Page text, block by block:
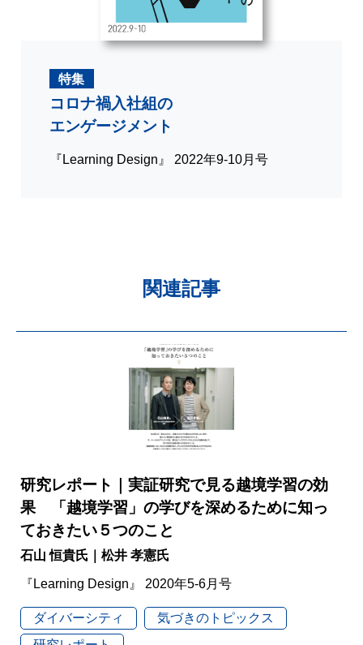
特集
コロナ禍入社組の
エンゲージメント
『Learning Design』 2022年9-10月号
関連記事
研究レポート｜実証研究で見る越境学習の効
果 「越境学習」の学びを深めるために知っ
ておきたい５つのこと
石山 恒貴氏｜松井 孝憲氏
『Learning Design』 2020年5-6月号
ダイバーシティ
気づきのトピックス